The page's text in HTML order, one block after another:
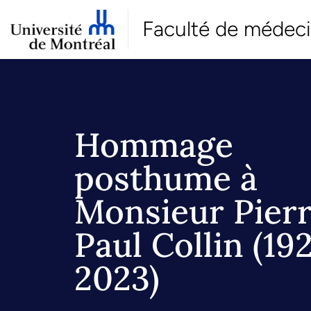
Faculté de
Hommage
posthume à
Monsieur
Paul Collin
2023)